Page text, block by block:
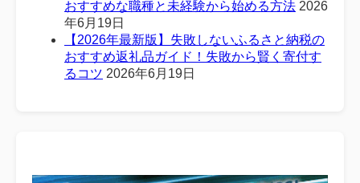
おすすめな職種と未経験から始める方法 2026
年6月19日
【2026年最新版】失敗しないふるさと納税の
おすすめ返礼品ガイド！失敗から賢く寄付す
るコツ 2026年6月19日